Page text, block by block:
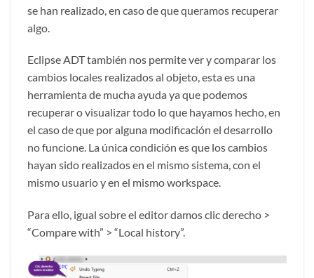
se han realizado, en caso de que queramos recuperar
algo.
Eclipse ADT también nos permite ver y comparar los
cambios locales realizados al objeto, esta es una
herramienta de mucha ayuda ya que podemos
recuperar o visualizar todo lo que hayamos hecho, en
el caso de que por alguna modificación el desarrollo
no funcione. La única condición es que los cambios
hayan sido realizados en el mismo sistema, con el
mismo usuario y en el mismo workspace.
Para ello, igual sobre el editor damos clic derecho >
“Compare with” > “Local history”.